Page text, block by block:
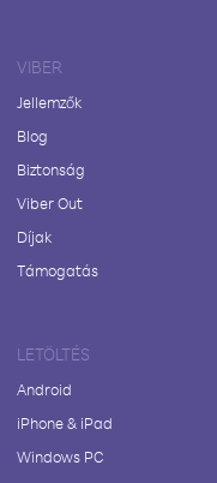
VIBER
Jellemzők
Blog
Biztonság
Viber Out
Díjak
Támogatás
LETÖLTÉS
Android
iPhone & iPad
Windows PC